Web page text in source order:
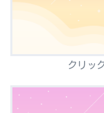
クリッ